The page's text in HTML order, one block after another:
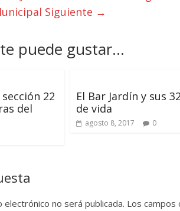
Siguiente →
puede gustar...
22
del
El Bar Jardín y sus
de vida
agosto 8, 2017 0
no será publicada. Los campos